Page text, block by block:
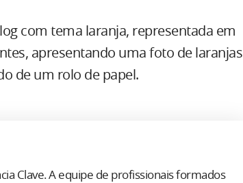
com tema laranja, representada em
apresentando uma foto de laranjas
de um rolo de papel.
Clave. A equipe de profissionais formados